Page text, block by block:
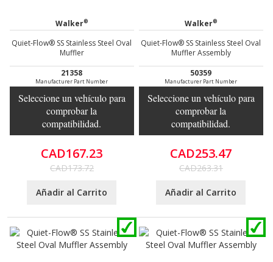
Walker®
Quiet-Flow® SS Stainless Steel Oval
Muffler
21358
Manufacturer Part Number
Seleccione un vehículo para
comprobar la
compatibilidad.
CAD167.23
CAD173.72
Añadir al Carrito
Walker®
Quiet-Flow® SS Stainless Steel Oval
Muffler Assembly
50359
Manufacturer Part Number
Seleccione un vehículo para
comprobar la
compatibilidad.
CAD253.47
CAD263.31
Añadir al Carrito